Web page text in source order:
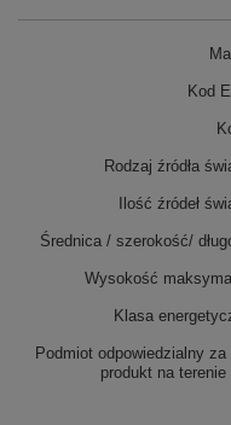
Podmiot odpowiedzialny za
produkt na terenie
Kod
Rodzaj źródła
Ilość źródeł
Średnica / szerokość/
Wysokość
Klasa